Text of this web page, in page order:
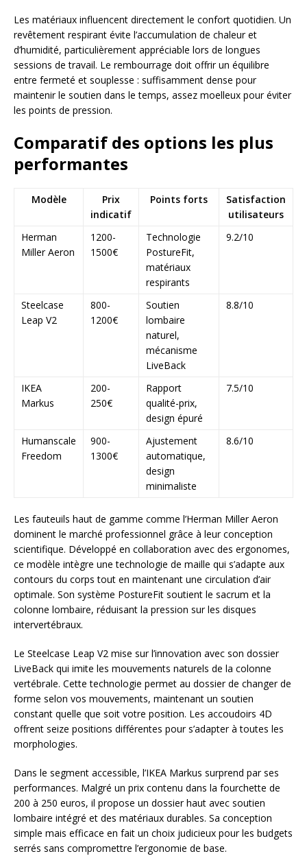
Les matériaux influencent directement le confort quotidien. Un
revêtement respirant évite l’accumulation de chaleur et
d’humidité, particulièrement appréciable lors de longues
sessions de travail. Le rembourrage doit offrir un équilibre
entre fermeté et souplesse : suffisamment dense pour
maintenir le soutien dans le temps, assez moelleux pour éviter
les points de pression.
Comparatif des options les plus
performantes
Modèle
Prix
indicatif
Points forts
Satisfaction
utilisateurs
Herman
Miller Aeron
1200-
1500€
Technologie
PostureFit,
matériaux
respirants
9.2/10
Steelcase
Leap V2
800-
1200€
Soutien
lombaire
naturel,
mécanisme
LiveBack
8.8/10
IKEA
Markus
200-
250€
Rapport
qualité-prix,
design épuré
7.5/10
Humanscale
Freedom
900-
1300€
Ajustement
automatique,
design
minimaliste
8.6/10
Les fauteuils haut de gamme comme l’Herman Miller Aeron
dominent le marché professionnel grâce à leur conception
scientifique. Développé en collaboration avec des ergonomes,
ce modèle intègre une technologie de maille qui s’adapte aux
contours du corps tout en maintenant une circulation d’air
optimale. Son système PostureFit soutient le sacrum et la
colonne lombaire, réduisant la pression sur les disques
intervertébraux.
Le Steelcase Leap V2 mise sur l’innovation avec son dossier
LiveBack qui imite les mouvements naturels de la colonne
vertébrale. Cette technologie permet au dossier de changer de
forme selon vos mouvements, maintenant un soutien
constant quelle que soit votre position. Les accoudoirs 4D
offrent seize positions différentes pour s’adapter à toutes les
morphologies.
Dans le segment accessible, l’IKEA Markus surprend par ses
performances. Malgré un prix contenu dans la fourchette de
200 à 250 euros, il propose un dossier haut avec soutien
lombaire intégré et des matériaux durables. Sa conception
simple mais efficace en fait un choix judicieux pour les budgets
serrés sans compromettre l’ergonomie de base.